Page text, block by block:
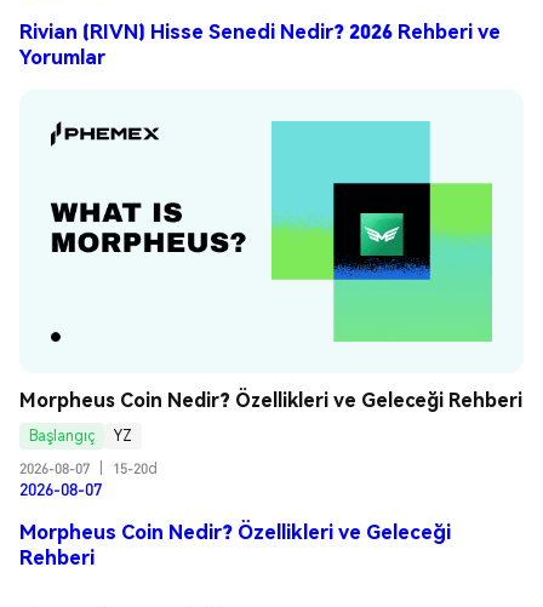
Rivian (RIVN) Hisse Senedi Nedir? 2026 Rehberi ve
Yorumlar
Morpheus Coin Nedir? Özellikleri ve Geleceği Rehberi
Başlangıç
YZ
2026-08-07
15-20d
2026-08-07
Morpheus Coin Nedir? Özellikleri ve Geleceği
Rehberi